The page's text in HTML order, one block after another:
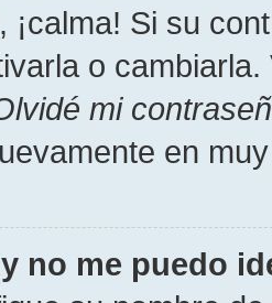
¡calma! Si su
o
mi
en
no me puedo